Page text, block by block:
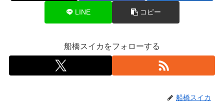
LINE コピー
船橋スイカをフォローする
船橋スイカ